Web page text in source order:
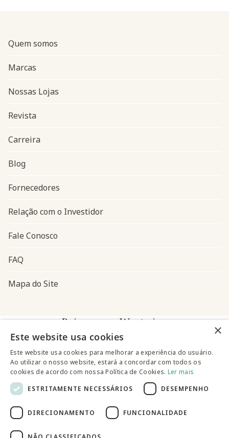
Navegação do rodapé
Quem somos
Marcas
Nossas Lojas
Revista
Carreira
Blog
Fornecedores
Relação com o Investidor
Fale Conosco
FAQ
Mapa do Site
Baixe o app Westwing
@westwingbr
Somos uma empresa certificada
×
Este website usa cookies
Este website usa cookies para melhorar a experiência do usuário.
Ao utilizar o nosso website, estará a concordar com todos os
cookies de acordo com nossa Política de Cookies. Ler mais
ESTRITAMENTE NECESSÁRIOS
DESEMPENHO
DIRECIONAMENTO FUNCIONALIDADE